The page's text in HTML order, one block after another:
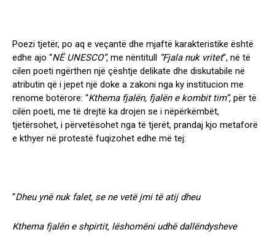
Poezi tjetër, po aq e veçantë dhe mjaftë karakteristike është
edhe ajo “NË UNESCO”, me nëntitull “Fjala nuk vritet“, në të
cilen poeti ngërthen një çështje delikate dhe diskutabile në
atributin që i jepet një doke a zakoni nga ky institucion me
renome botërore: “Kthema fjalën, fjalën e kombit tim”, për të
cilën poeti, me të drejtë ka drojen se i nëpërkëmbët,
tjetërsohet, i përvetësohet nga të tjerët, prandaj kjo metaforë
e kthyer në protestë fuqizohet edhe më tej:
“Dheu ynë nuk falet, se ne vetë jmi të atij dheu
Kthema fjalën e shpirtit, lëshomëni udhë dallëndysheve